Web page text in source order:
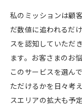
私のミッションは顧
だ数値に追われるだ
スを認知していただ
ます。お客さまのお
このサービスを選ん
ただけるかを日々考
スエリアの拡大も予